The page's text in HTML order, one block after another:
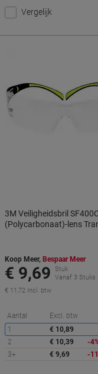
Vergelijk
3M Veiligheidsbril
(Polycarbonaat)-lens
Koop Meer, Bespaar Meer
€ 9,69
Stuk
Vanaf 3 Stuks
€ 11,72 Incl. btw
Aantal Excl. btw
1
€ 10,89
2
€ 10,39
-
3+
€ 9,69 -